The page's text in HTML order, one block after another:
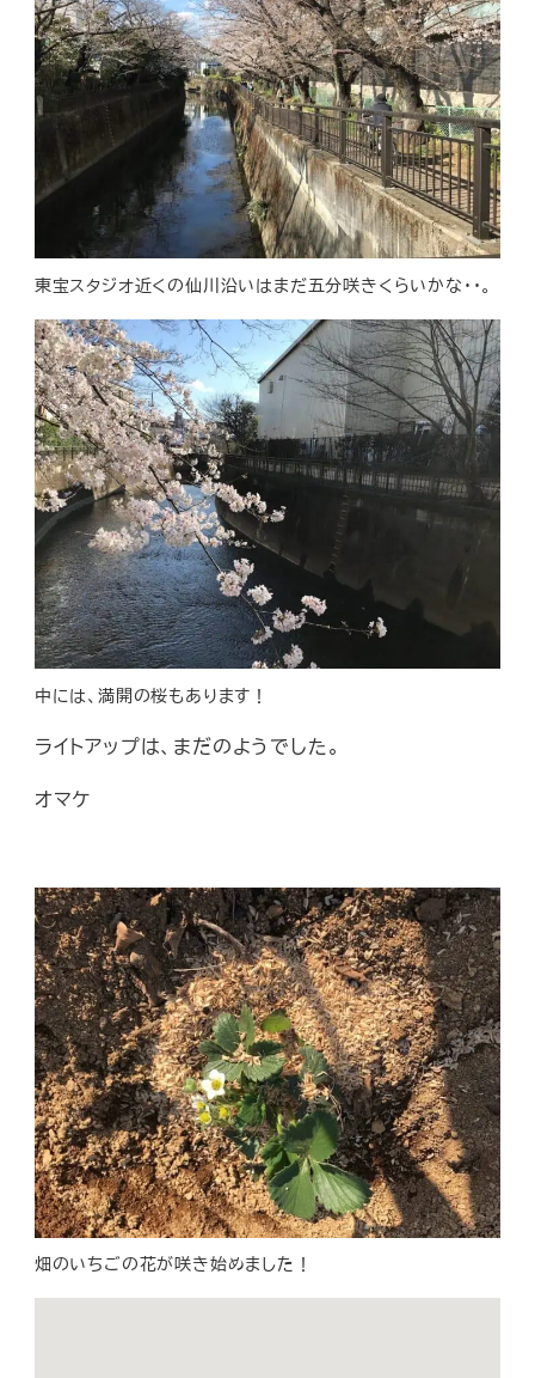
東宝スタジオ近くの仙川沿いはまだ五分咲きくらいかな・・。
中には、満開の桜もあります！
ライトアップは、まだのようでした。
オマケ
畑のいちごの花が咲き始めました！